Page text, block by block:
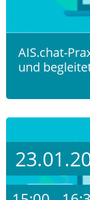
AIS.chat-
und